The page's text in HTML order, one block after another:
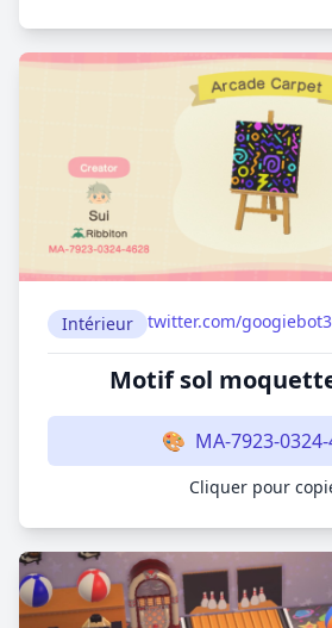
Intérieur twitter.com/
Motif sol
🎨 MA-7923-
Cliquer pour